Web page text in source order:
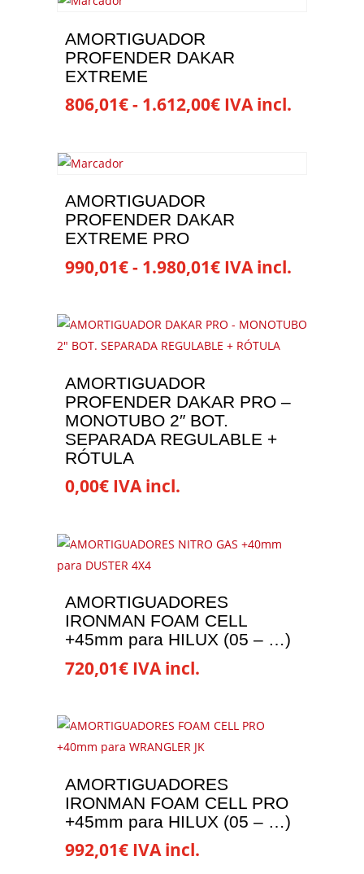
de
producto
tiene
variantes.
Las
se
elegir
la
página
de
producto
AMORTIGUADOR
PROFENDER DAKAR
EXTREME
806,01€- 1.612,00€Rango
hasta
1.612,00€
IVA incl.
tiene
variantes.
Las
se
elegir
página
de
producto
AMORTIGUADOR
PROFENDER DAKAR
EXTREME PRO
990,01€- 1.980,01€Rango
desde
990,01€
1.980,01€
IVA incl.
tiene
múltiples
Las
opciones
se
pueden
elegir
en
página
de
AMORTIGUADOR
PROFENDER DAKAR PRO –
MONOTUBO 2″ BOT.
SEPARADA REGULABLE +
RÓTULA
0,00€ IVA incl.
tiene
múltiples
Las
opciones
pueden
en
de
producto
AMORTIGUADORES
IRONMAN FOAM CELL
+45mm para HILUX (05 – …)
720,01€ IVA incl.
AMORTIGUADORES
IRONMAN FOAM CELL PRO
+45mm para HILUX (05 – …)
992,01€ IVA incl.